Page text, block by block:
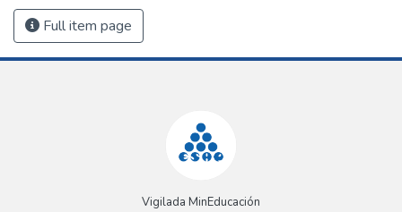
Full item page
Vigilada MinEducación